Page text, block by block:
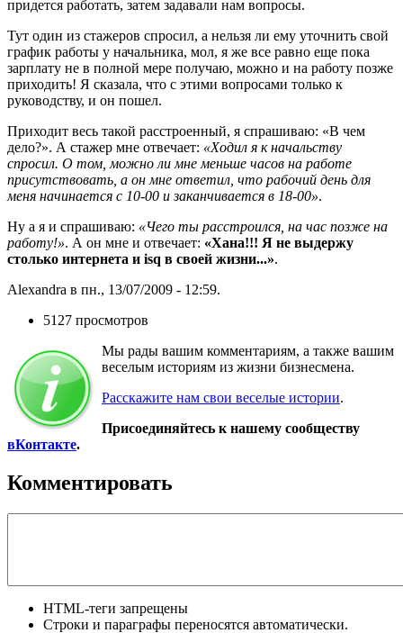
придется работать, затем задавали нам вопросы.
Тут один из стажеров спросил, а нельзя ли ему уточнить свой
график работы у начальника, мол, я же все равно еще пока
зарплату не в полной мере получаю, можно и на работу позже
приходить! Я сказала, что с этими вопросами только к
руководству, и он пошел.
Приходит весь такой расстроенный, я спрашиваю: «В чем
дело?». А стажер мне отвечает: «Ходил я к начальству
спросил. О том, можно ли мне меньше часов на работе
присутствовать, а он мне ответил, что рабочий день для
меня начинается с 10-00 и заканчивается в 18-00».
Ну а я и спрашиваю: «Чего ты расстроился, на час позже на
работу!». А он мне и отвечает: «Хана!!! Я не выдержу
столько интернета и isq в своей жизни...».
Alexandra в пн., 13/07/2009 - 12:59.
5127 просмотров
Мы рады вашим комментариям, а также вашим
веселым историям из жизни бизнесмена.
Расскажите нам свои веселые истории.
Присоединяйтесь к нашему сообществу
вКонтакте.
Комментировать
HTML-теги запрещены
Строки и параграфы переносятся автоматически.